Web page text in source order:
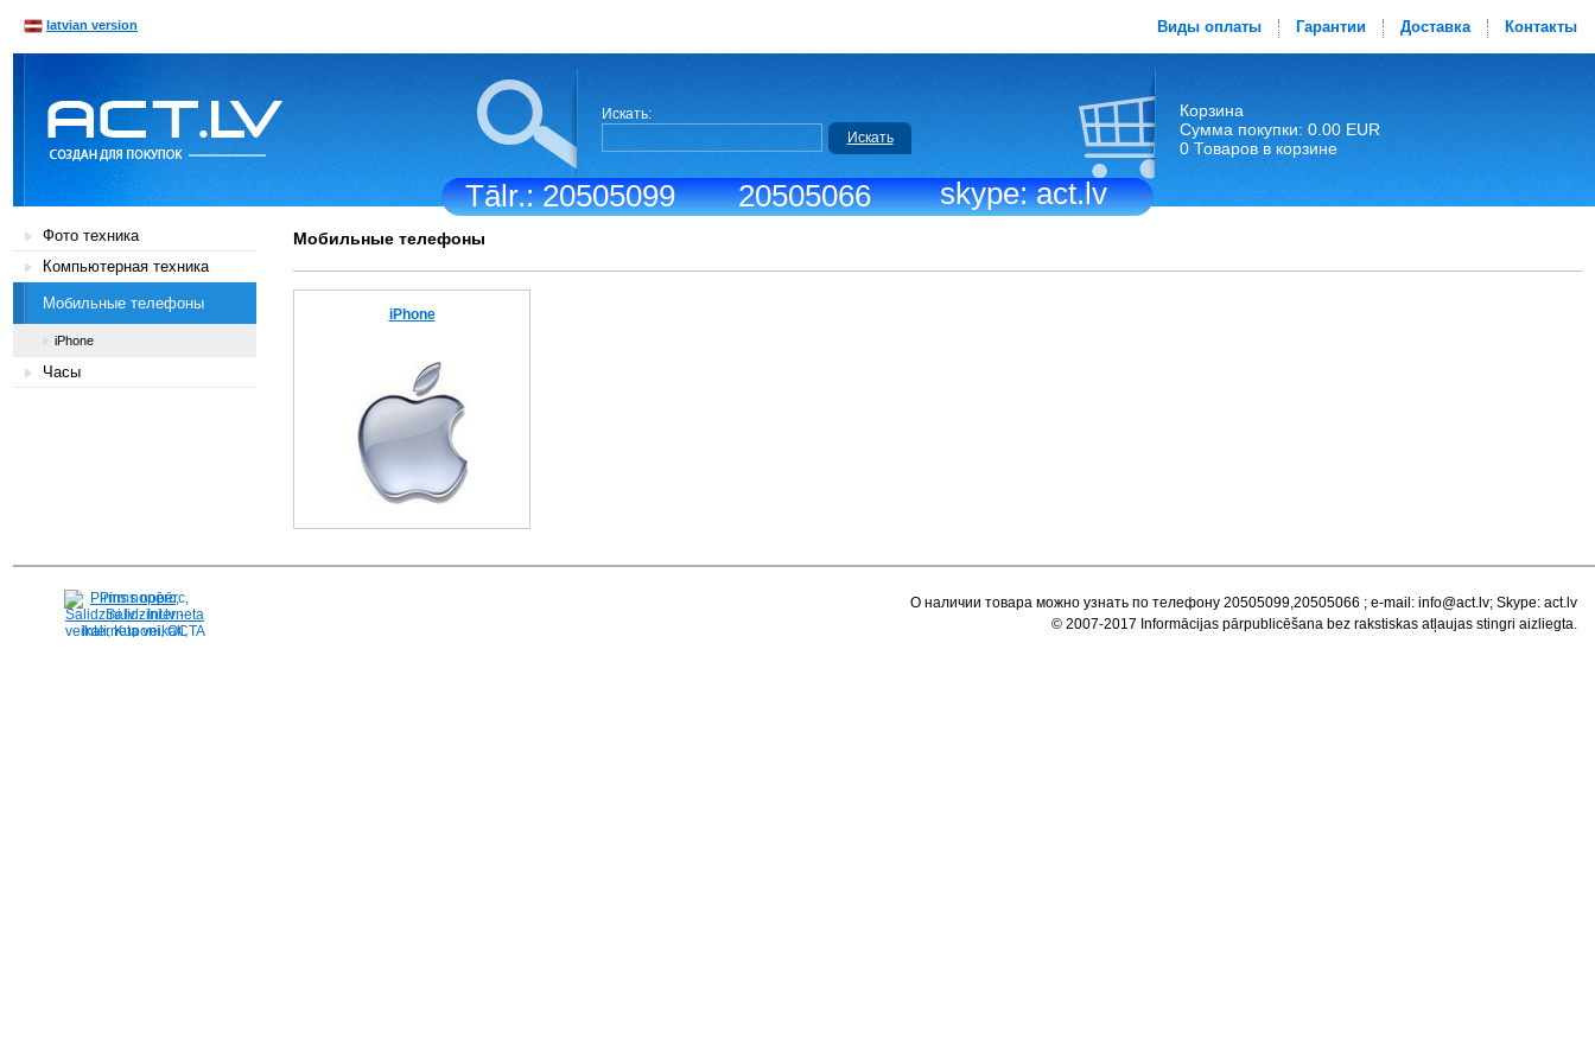
Tālr.: 20505099 20505066 skype: act.lv
latvian version Виды оплаты Гарантии Доставка Контакты
Искать:
Искать
Корзина
Сумма покупки: 0.00 EUR
0 Товаров в корзине
Фото техника
Компьютерная техника
Мобильные телефоны
iPhone
Часы
Мобильные телефоны
iPhone
Pirms nopērc,
Salidzini.lv - Interneta
veikali, Kuponi, OCTA
О наличии товара можно узнать по телефону 20505099,20505066 ; e-mail: info@act.lv; Skype: act.lv
© 2007-2017 Informācijas pārpublicēšana bez rakstiskas atļaujas stingri aizliegta.